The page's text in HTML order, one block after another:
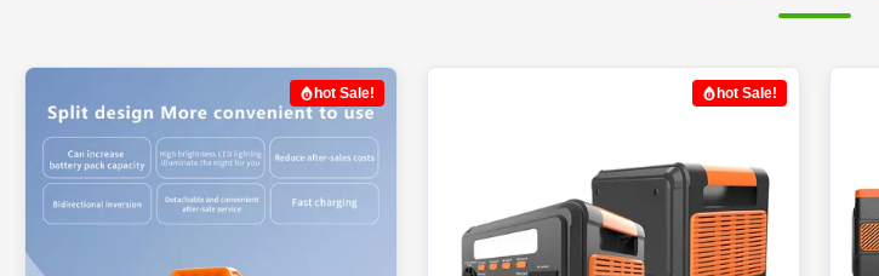
hot Sale! hot Sale!